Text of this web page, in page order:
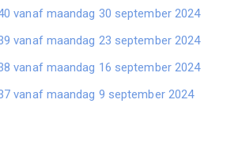
vanaf maandag 30 september 2024
vanaf maandag 23 september 2024
vanaf maandag 16 september 2024
vanaf maandag 9 september 2024